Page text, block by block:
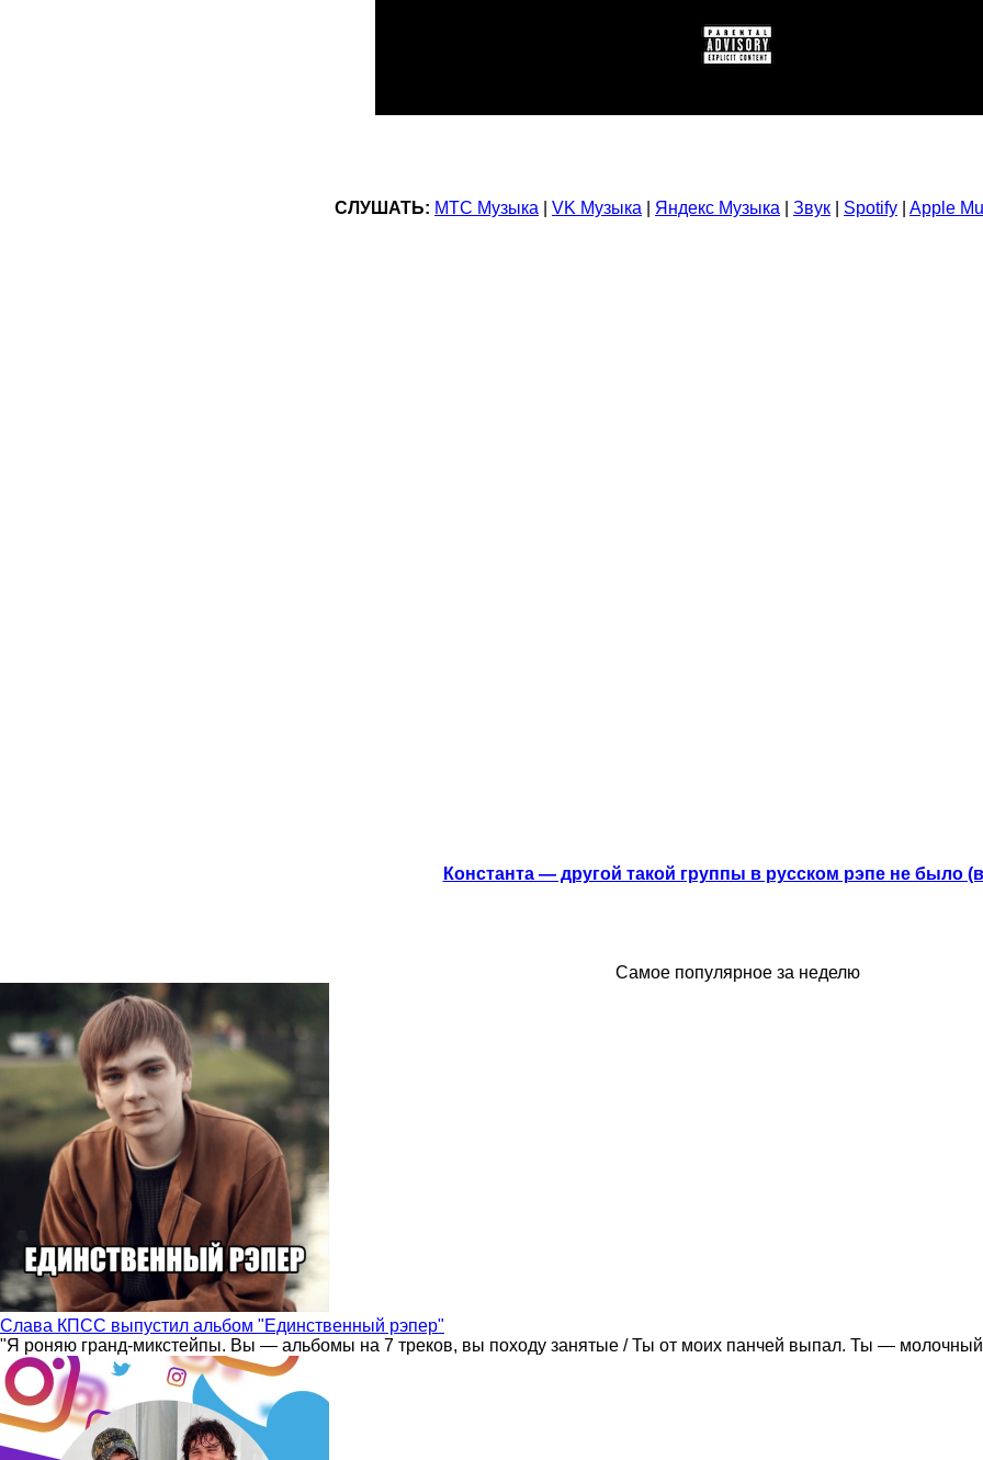
СЛУШАТЬ: МТС Музыка VK Музыка Яндекс Музыка Звук Spotify Apple
Константа — другой такой группы в русском рэпе не было
Самое популярное за неделю
Слава КПСС выпустил альбом "Единственный рэпер"
"Я роняю гранд-микстейпы. Вы — альбомы на 7 треков, вы походу занятые / Ты от моих панчей выпал. Ты —